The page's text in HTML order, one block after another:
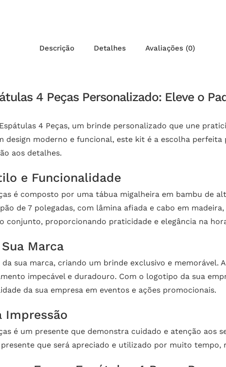
Descrição Detalhes Avaliações (0)
4 Peças Personalizado: Eleve o
4 Peças, um brinde personalizado que une
design moderno e funcional, este kit é a escolha
aos detalhes.
e Funcionalidade
é composto por uma tábua migalheira em bambu de
de 7 polegadas, com lâmina afiada e cabo em
conjunto, proporcionando praticidade e elegância na
Marca
sua marca, criando um brinde exclusivo e memorável.
impecável e duradouro. Com o logotipo da sua
da sua empresa em eventos e ações promocionais.
Impressão
é um presente que demonstra cuidado e atenção aos
que será apreciado e utilizado por muito tempo,